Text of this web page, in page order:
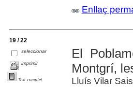
Enllaç
19 / 22
seleccionar
imprimir
Text complet
El
Montgrí,
Lluís Vilar